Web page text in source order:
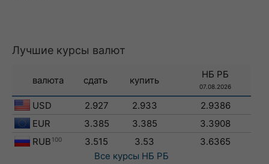
Лучшие курсы валют
валюта сдать купить
НБ РБ
07.08.2026
USD 2.927 2.933
2.9386
EUR
3.385 3.385
3.3908
RUB 100 3.515 3.53
3.6365
Все курсы НБ РБ